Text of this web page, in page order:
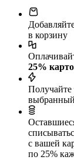
в корзину
25%
Получайте
с вашей
по 25%